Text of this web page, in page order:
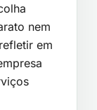
nem
em